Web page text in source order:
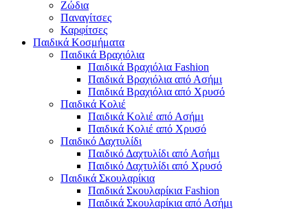
Ζώδια
Παναγίτσες
Καρφίτσες
Παιδικά Κοσμήματα
Παιδικά Βραχιόλια
Παιδικά Βραχιόλια Fashion
Παιδικά Βραχιόλια από Ασήμι
Παιδικά Βραχιόλια από Χρυσό
Παιδικά Κολιέ
Παιδικά Κολιέ από Ασήμι
Παιδικά Κολιέ από Χρυσό
Παιδικό Δαχτυλίδι
Παιδικό Δαχτυλίδι από Ασήμι
Παιδικό Δαχτυλίδι από Χρυσό
Παιδικά Σκουλαρίκια
Παιδικά Σκουλαρίκια Fashion
Παιδικά Σκουλαρίκια από Ασήμι